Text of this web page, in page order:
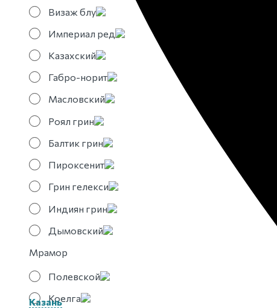
Казань
Визаж блу
Империал ред
Казахский
Габро-норит
Масловский
Роял грин
Балтик грин
Пироксенит
Грин гелекси
Индиян грин
Дымовский
Мрамор
Полевской
Коелга